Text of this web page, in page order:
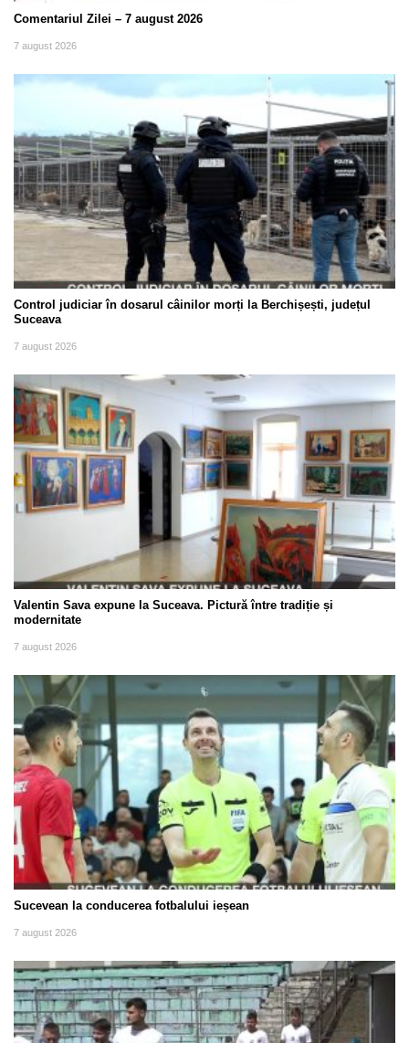
Comentariul Zilei – 7 august 2026
7 august 2026
Control judiciar în dosarul câinilor morți la Berchișești, județul
Suceava
7 august 2026
Valentin Sava expune la Suceava. Pictură între tradiție și
modernitate
7 august 2026
Sucevean la conducerea fotbalului ieșean
7 august 2026